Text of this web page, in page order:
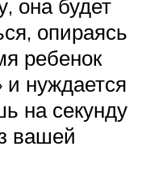
она будет
опираясь
ребенок
и нуждается
на секунду
вашей